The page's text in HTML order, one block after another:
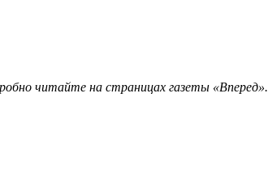
читайте на страницах газеты «Вперед».